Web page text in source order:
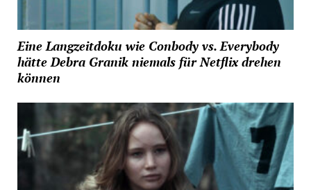
Eine Langzeitdoku wie Conbody vs. Everybody
hätte Debra Granik niemals für Netflix drehen
können